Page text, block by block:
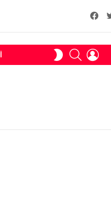
SKIN
ANAHTARI
ARAMA